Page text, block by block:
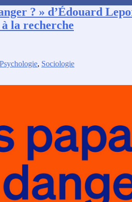
? » d’Édouard
la recherche
Psychologie, Sociologie